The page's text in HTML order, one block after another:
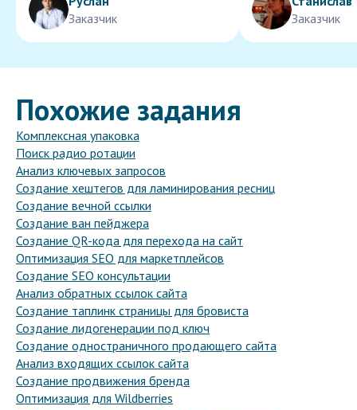
Заказчик
Заказчик
Похожие задания
Комплексная упаковка
Поиск радио ротации
Анализ ключевых запросов
Создание хештегов для ламинирования ресниц
Создание вечной ссылки
Создание ван пейджера
Создание QR-кода для перехода на сайт
Оптимизация SEO для маркетплейсов
Создание SEO консультации
Анализ обратных ссылок сайта
Создание таплинк страницы для бровиста
Создание лидогенерации под ключ
Создание одностраничного продающего сайта
Анализ входящих ссылок сайта
Создание продвижения бренда
Оптимизация для Wildberries